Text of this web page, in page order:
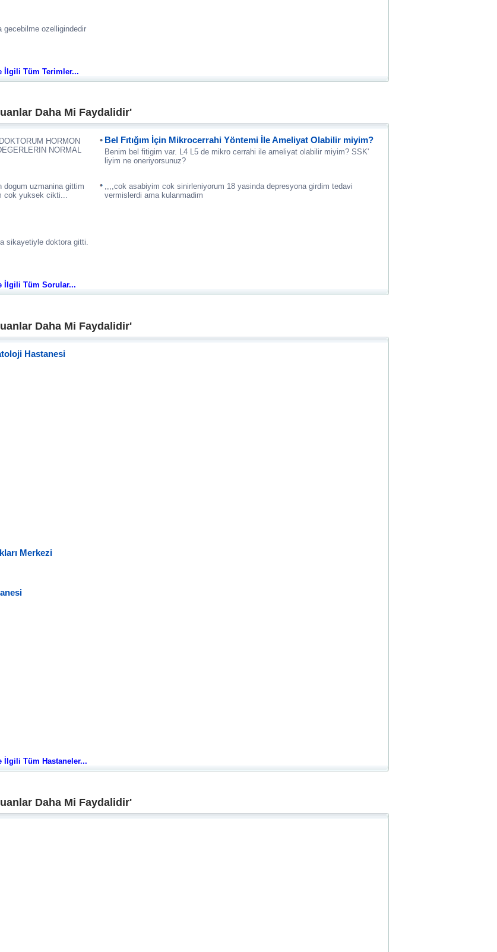
ozelligindedir
İlgili Tüm Terimler...
Daha Mi Faydalidir'
HORMON
NORMAL
Bel Fıtığım İçin Mikrocerrahi Yöntemi İle Ameliyat Olabilir miyim?
Benim bel fitigim var. L4 L5 de mikro cerrahi ile ameliyat olabilir miyim? SSK'
liyim ne oneriyorsunuz?
dogum uzmanina gittim
cok yuksek cikti...
,,,,cok asabiyim cok sinirleniyorum 18 yasinda depresyona girdim tedavi
vermislerdi ama kulanmadim
sikayetiyle doktora gitti.
İlgili Tüm Sorular...
Daha Mi Faydalidir'
Hastanesi
Merkezi
İlgili Tüm Hastaneler...
Daha Mi Faydalidir'